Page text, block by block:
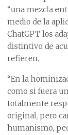
“una mezcla
medio de la
ChatGPT los
distintivo de
refieren.
“En la
como si fuera
totalmente
original, pero
humanismo,